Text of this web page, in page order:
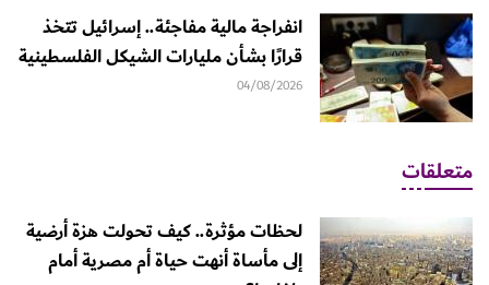
انفراجة مالية مفاجئة.. إسرائيل تتخذ
قرارًا بشأن مليارات الشيكل الفلسطينية
04/08/2026
متعلقات
لحظات مؤثرة.. كيف تحولت هزة أرضية
إلى مأساة أنهت حياة أم مصرية أمام